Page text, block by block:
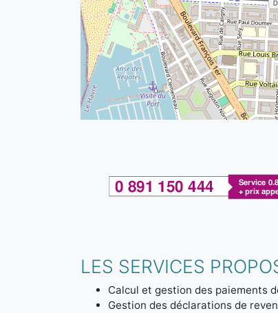
LES SERVICES
Calcul et gestion des paiements
Gestion des déclarations de